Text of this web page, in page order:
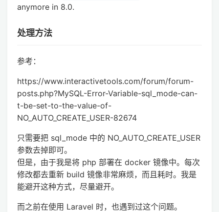
anymore in 8.0.
处理方法
参考：
https://www.interactivetools.com/forum/forum-
posts.php?MySQL-Error-Variable-sql_mode-can-
t-be-set-to-the-value-of-
NO_AUTO_CREATE_USER-82674
只需要把 sql_mode 中的 NO_AUTO_CREATE_USER
参数去掉即可。
但是，由于我是将 php 部署在 docker 镜像中。每次
修改都去重新 build 镜像非常麻烦，而且耗时。我是
能避开这种方式，尽量避开。
而之前在使用 Laravel 时，也遇到过这个问题。